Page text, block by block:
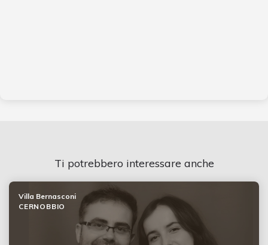
Ti potrebbero interessare anche
Villa Bernasconi
CERNOBBIO